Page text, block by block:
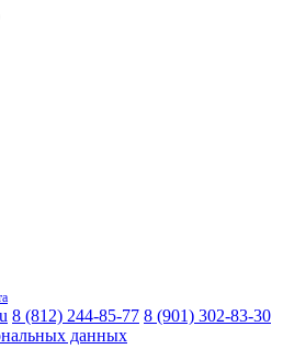
8 (812) 244-85-77 8 (901) 302-83-30
данных